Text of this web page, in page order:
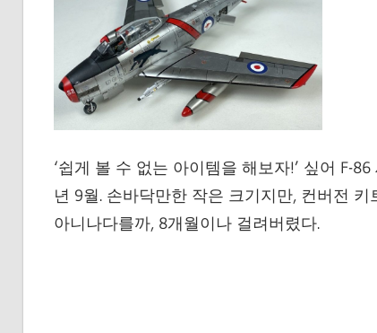
‘쉽게 볼 수 없는 아이템을 해보자!’ 싶어 F-
년 9월. 손바닥만한 작은 크기지만, 컨버전 키
아니나다를까, 8개월이나 걸려버렸다.